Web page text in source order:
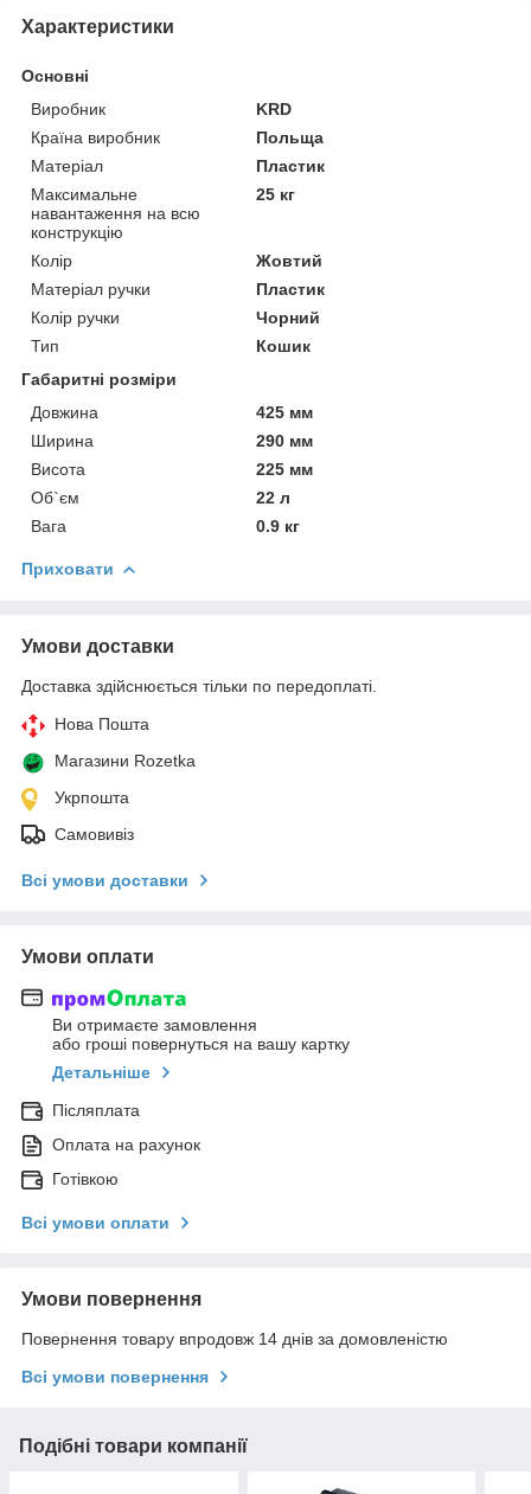
Характеристики
Основні
Виробник
KRD
Країна виробник
Польща
Матеріал
Пластик
Максимальне
навантаження на всю
конструкцію
25 кг
Колір
Жовтий
Матеріал ручки
Пластик
Колір ручки
Чорний
Тип
Кошик
Габаритні розміри
Довжина
425 мм
Ширина
290 мм
Висота
225 мм
Об`єм
22 л
Вага
0.9 кг
Приховати
Умови доставки
Доставка здійснюється тільки по передоплаті.
Нова Пошта
Магазини Rozetka
Укрпошта
Самовивіз
Всі умови доставки
Умови оплати
Ви отримаєте замовлення
або гроші повернуться на вашу картку
Детальніше
Післяплата
Оплата на рахунок
Готівкою
Всі умови оплати
Умови повернення
Повернення товару впродовж 14 днів за домовленістю
Всі умови повернення
Подібні товари компанії